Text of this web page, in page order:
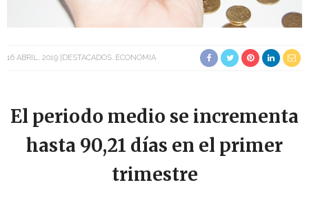
16 ABRIL, 2019 DESTACADOS ECONOMIA
El periodo medio se incrementa
hasta 90,21 días en el primer
trimestre